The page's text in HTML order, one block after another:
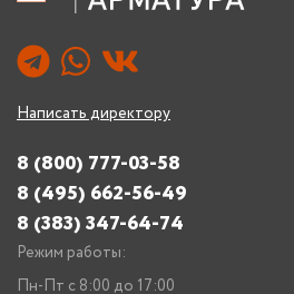
Написать директору
8 (800) 777-03-58
8 (495) 662-56-49
8 (383) 347-64-74
Режим работы:
Пн-Пт с 8:00 до 17:00